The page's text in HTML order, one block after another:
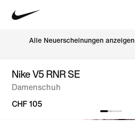
Alle Neuerscheinungen anzeigen
Nike V5 RNR SE
Damenschuh
CHF 105